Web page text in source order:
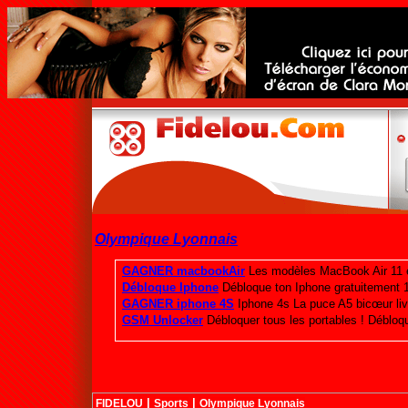
Olympique Lyonnais
FIDELOU | Sports | Olympique Lyonnais